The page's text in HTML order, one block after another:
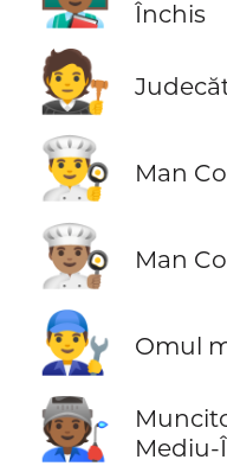
Închis
🧑‍⚖️
👨‍🍳 Man
👨🏽‍🍳 Man
👨‍🔧 Omul
🧑🏾‍🏭
Mediu-